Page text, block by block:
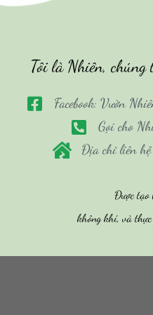
Tôi là Nhiên, chúng
Facebook: Vườn
Gọi cho
Địa chỉ liên hệ
Được tạo
không khí, và